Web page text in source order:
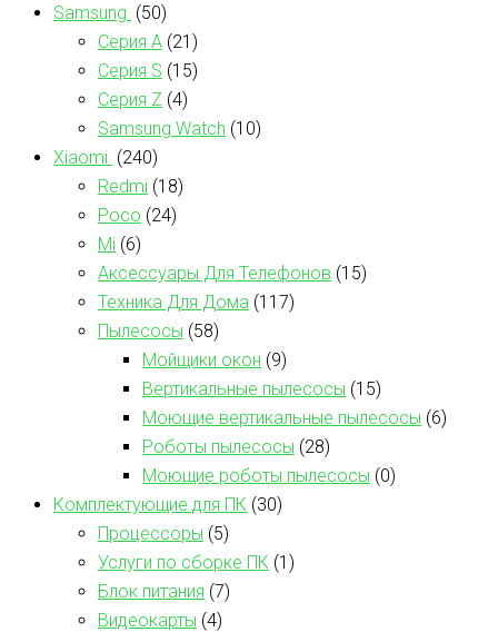
Samsung (50)
Серия А (21)
Серия S (15)
Серия Z (4)
Samsung Watch (10)
Xiaomi (240)
Redmi (18)
Poco (24)
Mi (6)
Аксессуары Для Телефонов (15)
Техника Для Дома (117)
Пылесосы (58)
Мойщики окон (9)
Вертикальные пылесосы (15)
Моющие вертикальные пылесосы (6)
Роботы пылесосы (28)
Моющие роботы пылесосы (0)
Комплектующие для ПК (30)
Процессоры (5)
Услуги по сборке ПК (1)
Блок питания (7)
Видеокарты (4)